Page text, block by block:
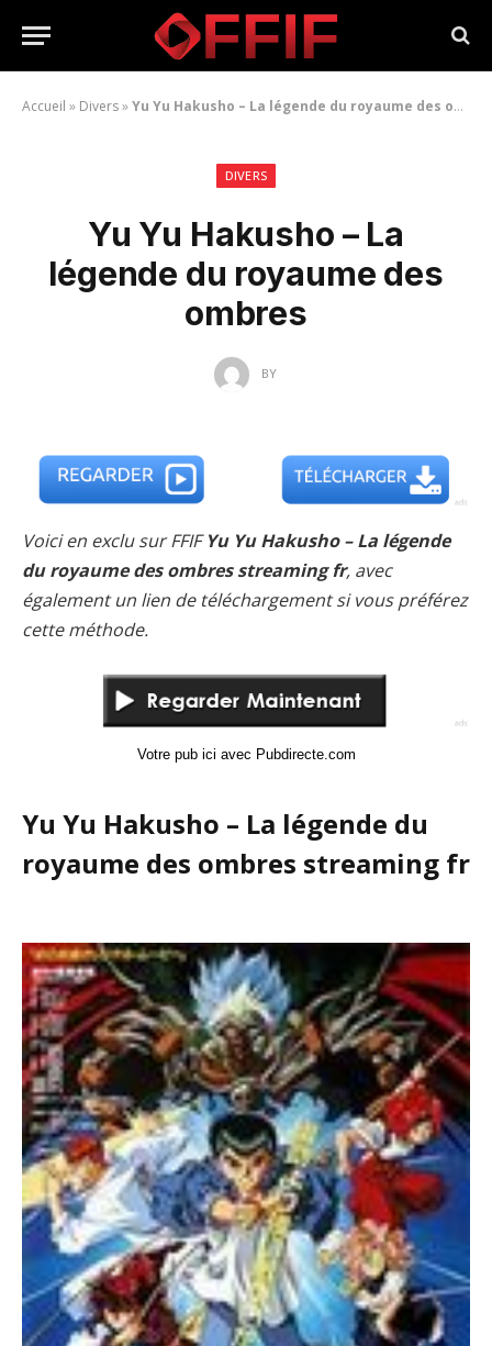
Accueil » Divers»Yu Yu Hakusho – La légende du royaume des ombres
DIVERS
Yu Yu Hakusho – La
légende du royaume des
ombres
BY
Voici en exclu sur FFIFYu Yu Hakusho – La légende
du royaume des ombres streaming fr, avec
également un lien de téléchargement si vous préférez
cette méthode.
Votre pub ici avec Pubdirecte.com
Yu Yu Hakusho – La légende du
royaume des ombres streaming fr